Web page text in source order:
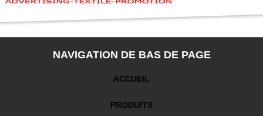
NAVIGATION DE BAS DE PAGE
ACCUEIL
PRODUITS